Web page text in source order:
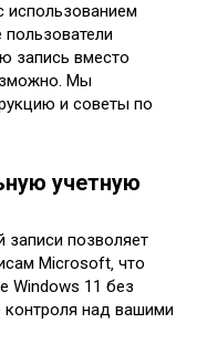
использованием
запись вместо
Мы
и советы по
учетную
записи позволяет
Microsoft‚ что
Windows 11 без
контроля над вашими